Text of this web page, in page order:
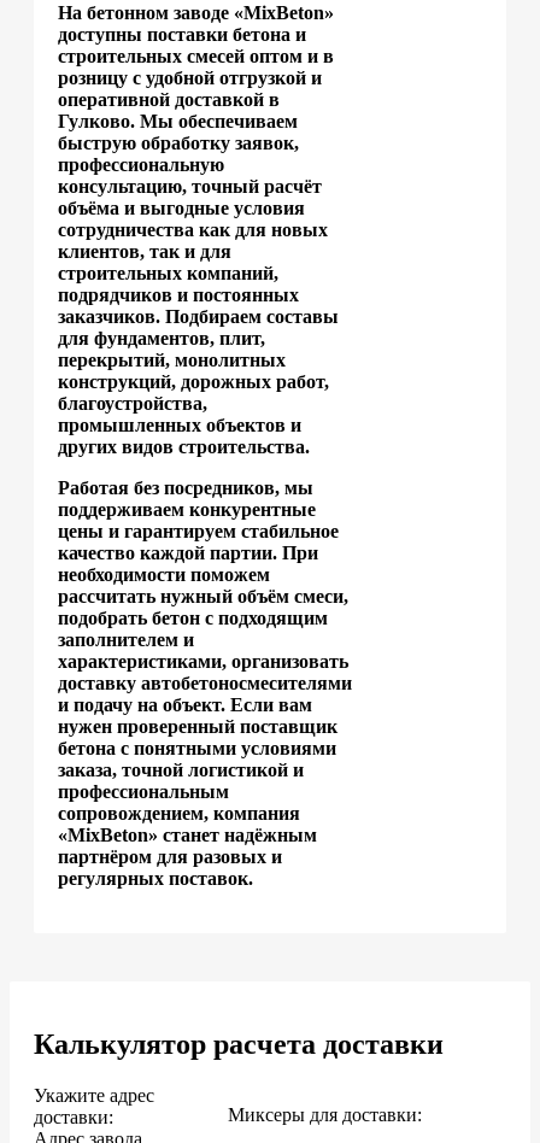
На бетонном заводе «MixBeton»
доступны поставки бетона и
строительных смесей оптом и в
розницу с удобной отгрузкой и
оперативной доставкой в
Гулково. Мы обеспечиваем
быструю обработку заявок,
профессиональную
консультацию, точный расчёт
объёма и выгодные условия
сотрудничества как для новых
клиентов, так и для
строительных компаний,
подрядчиков и постоянных
заказчиков. Подбираем составы
для фундаментов, плит,
перекрытий, монолитных
конструкций, дорожных работ,
благоустройства,
промышленных объектов и
других видов строительства.
Работая без посредников, мы
поддерживаем конкурентные
цены и гарантируем стабильное
качество каждой партии. При
необходимости поможем
рассчитать нужный объём смеси,
подобрать бетон с подходящим
заполнителем и
характеристиками, организовать
доставку автобетоносмесителями
и подачу на объект. Если вам
нужен проверенный поставщик
бетона с понятными условиями
заказа, точной логистикой и
профессиональным
сопровождением, компания
«MixBeton» станет надёжным
партнёром для разовых и
регулярных поставок.
Калькулятор расчета доставки
Укажите адрес
доставки:
Миксеры для доставки: